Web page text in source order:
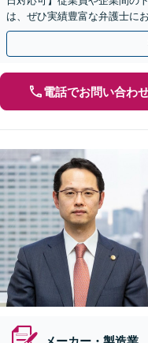
は、ぜひ実績豊富な弁護士に
子契約に対応】
電話でお問い合わ